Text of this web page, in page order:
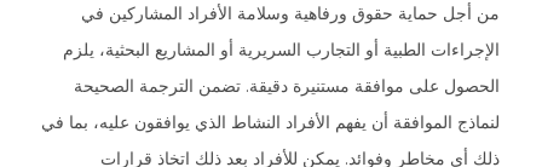
من أجل حماية حقوق ورفاهية وسلامة الأفراد المشاركين في
الإجراءات الطبية أو التجارب السريرية أو المشاريع البحثية، يلزم
الحصول على موافقة مستنيرة دقيقة. تضمن الترجمة الصحيحة
لنماذج الموافقة أن يفهم الأفراد النشاط الذي يوافقون عليه، بما في
ذلك أي مخاطر وفوائد. يمكن للأفراد بعد ذلك اتخاذ قرارات